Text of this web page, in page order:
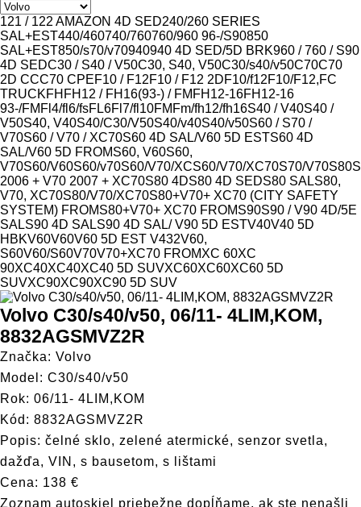
Značka
Model
121 / 122 AMAZON 4D SED240/260 SERIES
SAL+EST440/460740/760760/960 96-/S90850
SAL+EST850/s70/v70940940 4D SED/5D BRK960 / 760 / S90
4D SEDC30 / S40 / V50C30, S40, V50C30/s40/v50C70C70
2D CCC70 CPEF10 / F12F10 / F12 2DF10/f12F10/F12,FC
TRUCKFH FH12 / FH16(93-) / FM FH12-16FH12-16
93-/FM Fl4/fl6/fsFL6Fl7/fl10FM Fm/fh12/fh16S40 / V40S40 /
V50S40, V40S40/C30/V50S40/v40S40/v50S60 / S70 /
V70S60 / V70 / XC70S60 4D SAL/V60 5D ESTS60 4D
SAL/V60 5D FROMS60, V60S60,
V70S60/V60S60/v70S60/V70/XCS60/V70/XC70S70/V70S80
2006 + V70 2007 + XC70S80 4DS80 4D SEDS80 SALS80,
V70, XC70S80/V70/XC70S80+V70+ XC70 (CITY SAFETY
SYSTEM) FROMS80+V70+ XC70 FROMS90S90 / V90 4D/5E
SALS90 4D SALS90 4D SAL/ V90 5D ESTV40V40 5D
HBKV60V60V60 5D EST V432V60,
S60V60/S60V70V70+XC70 FROMXC 60XC
90XC40XC40XC40 5D SUVXC60XC60XC60 5D
SUVXC90XC90XC90 5D SUV
Volvo C30/s40/v50, 06/11- 4LIM,KOM,
8832AGSMVZ2R
Značka: Volvo
Model: C30/s40/v50
Rok: 06/11- 4LIM,KOM
Kód: 8832AGSMVZ2R
Popis: čelné sklo, zelené atermické, senzor svetla,
dažďa, VIN, s bausetom, s lištami
Cena: 138 €
Zoznam autoskiel priebežne dopĺňame, ak ste nenašli